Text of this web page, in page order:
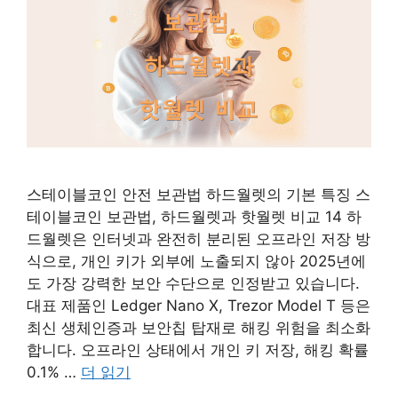
스테이블코인 안전 보관법 하드월렛의 기본 특징 스
테이블코인 보관법, 하드월렛과 핫월렛 비교 14 하
드월렛은 인터넷과 완전히 분리된 오프라인 저장 방
식으로, 개인 키가 외부에 노출되지 않아 2025년에
도 가장 강력한 보안 수단으로 인정받고 있습니다.
대표 제품인 Ledger Nano X, Trezor Model T 등은
최신 생체인증과 보안칩 탑재로 해킹 위험을 최소화
합니다. 오프라인 상태에서 개인 키 저장, 해킹 확률
0.1% … 더 읽기